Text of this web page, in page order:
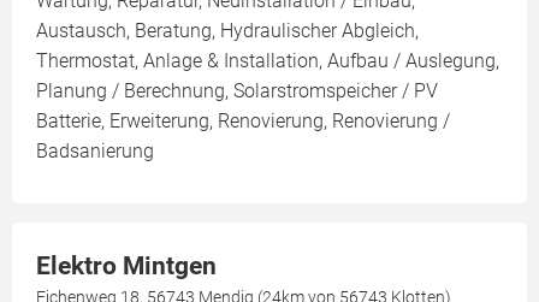
Austausch, Beratung, Hydraulischer Abgleich,
Thermostat, Anlage & Installation, Aufbau / Auslegung,
Planung / Berechnung, Solarstromspeicher / PV
Batterie, Erweiterung, Renovierung, Renovierung /
Badsanierung
Elektro Mintgen
Eichenweg 18, 56743 Mendig (24km von 56743 Klotten)